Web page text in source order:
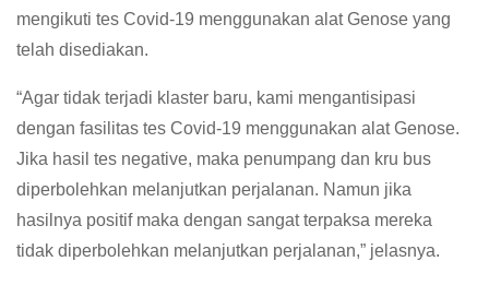
mengikuti tes Covid-19 menggunakan alat Genose yang
telah disediakan.
“Agar tidak terjadi klaster baru, kami mengantisipasi
dengan fasilitas tes Covid-19 menggunakan alat Genose.
Jika hasil tes negative, maka penumpang dan kru bus
diperbolehkan melanjutkan perjalanan. Namun jika
hasilnya positif maka dengan sangat terpaksa mereka
tidak diperbolehkan melanjutkan perjalanan,” jelasnya.